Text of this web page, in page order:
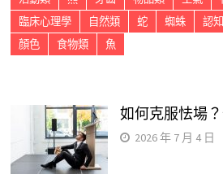
臨床心理學
自然類 蛇 蜘蛛 認
顏色
食物類 魚
如何克服怯場
2026 年 7 月 4 日